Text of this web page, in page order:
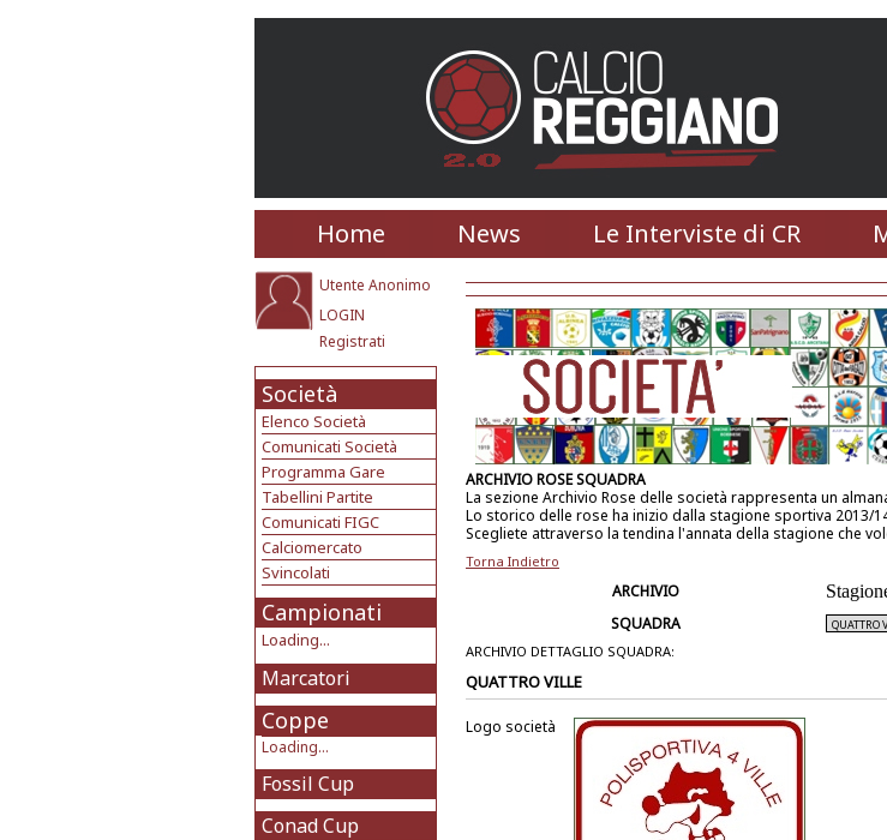
Home News Le Interviste di CR
Utente Anonimo
LOGIN
Registrati
Società
Elenco Società
Comunicati Società
Programma Gare
Tabellini Partite
Comunicati FIGC
Calciomercato
Svincolati
Campionati
Loading...
Marcatori
Coppe
Loading...
Fossil Cup
Conad Cup
ARCHIVIO ROSE SQUADRA
La sezione Archivio Rose delle società rappresenta un
Lo storico delle rose ha inizio dalla stagione sportiva 2013/
Scegliete attraverso la tendina l'annata della stagione che
Torna Indietro
ARCHIVIO
SQUADRA
ARCHIVIO DETTAGLIO SQUADRA:
QUATTRO VILLE
Logo società